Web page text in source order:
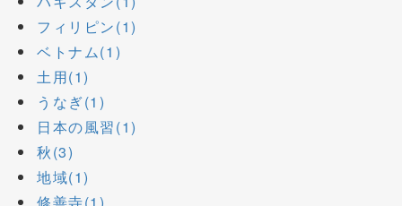
フィリピン(1)
ベトナム(1)
土用(1)
うなぎ(1)
日本の風習(1)
秋(3)
地域(1)